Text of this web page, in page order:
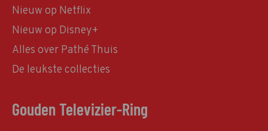
Nieuw op Netflix
Nieuw op Disney+
Alles over Pathé Thuis
De leukste collecties
Gouden Televizier-Ring